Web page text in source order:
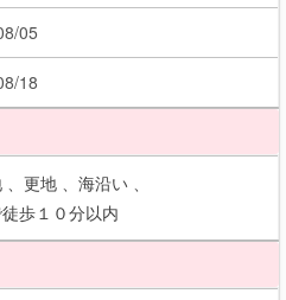
05
18
更地 、 海沿い 、
歩１０分以内